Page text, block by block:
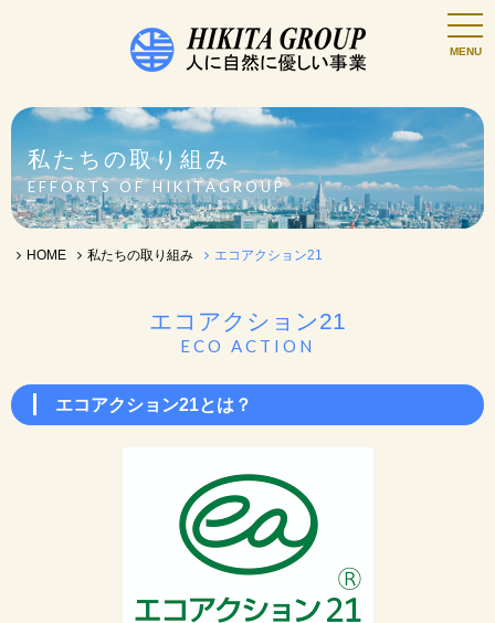
私たちの取り組み
EFFORTS OF HIKITAGROUP
HOME 私たちの取り組み エコアクション21
エコアクション21
ECO ACTION
エコアクション21とは？